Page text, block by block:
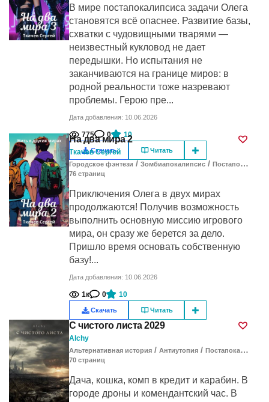
В мире постапокалипсиса задачи Олега
становятся всё опаснее. Развитие базы,
схватки с чудовищными тварями —
неизвестный кукловод не дает
передышки. Но испытания не
заканчиваются на границе миров: в
родной реальности тоже назревают
проблемы. Герою пре...
Дата добавления: 10.06.2026
775 0 10
Скачать Читать
На два мира 2
Ткачев Сергей
Городское фэнтези / Зомбиапокалипсис / Постапокалипсис
76 cтраниц
Приключения Олега в двух мирах
продолжаются! Получив возможность
выполнить основную миссию игрового
мира, он сразу же берется за дело.
Пришло время основать собственную
базу!...
Дата добавления: 10.06.2026
1к 0 10
Скачать Читать
С чистого листа 2029
Alchy
Альтернативная история / Антиутопия / Постапокалипсис
70 cтраниц
Дача, кошка, комп в кредит и карабин. В
городе дроны и комендантский час. В